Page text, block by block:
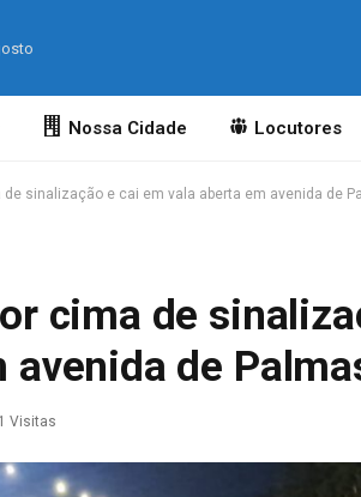
Nossa Cidade Locutores
sinalização e cai em vala aberta em avenida de
cima de
avenida de
1 Visitas